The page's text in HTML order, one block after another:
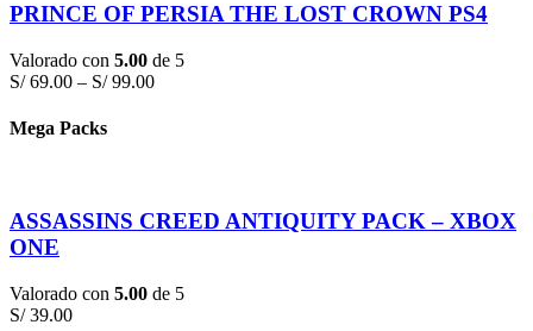
PRINCE OF PERSIA THE LOST CROWN PS4
Valorado con 5.00 de 5
S/69.00 – S/99.00
Mega Packs
ASSASSINS CREED ANTIQUITY PACK – XBOX
ONE
Valorado con 5.00 de 5
S/39.00